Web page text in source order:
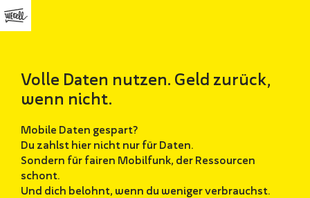
Volle Daten nutzen. Geld zurück,
wenn nicht.
Mobile Daten gespart?
Du zahlst hier nicht nur für Daten.
Sondern für fairen Mobilfunk, der Ressourcen
schont.
Und dich belohnt, wenn du weniger verbrauchst.